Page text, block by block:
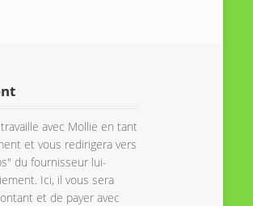
avec Mollie en tant
et vous redirigera vers
du fournisseur lui-
Ici, il vous sera
et de payer avec